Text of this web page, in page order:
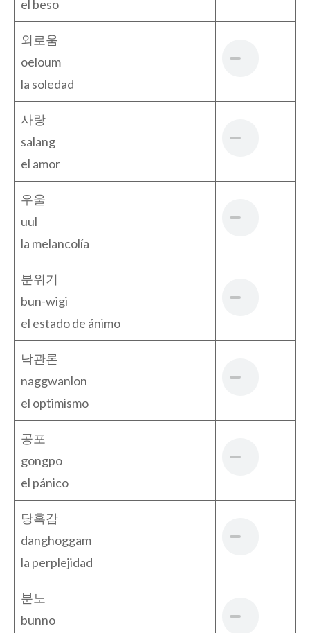
el beso
외로움
oeloum
la soledad
사랑
salang
el amor
우울
uul
la melancolía
분위기
bun-wigi
el estado de ánimo
낙관론
naggwanlon
el optimismo
공포
gongpo
el pánico
당혹감
danghoggam
la perplejidad
분노
bunno